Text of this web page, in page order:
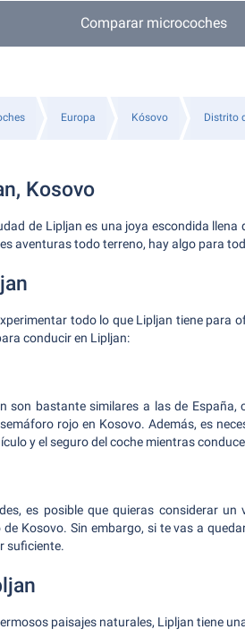
Comparar microcoches
Europa Kósovo Distrito
Kosovo
de Lipljan es una joya escondida
aventuras todo terreno, hay algo para
todo lo que Lipljan tiene para
conducir en Lipljan:
son bastante similares a las de España,
rojo en Kosovo. Además, es
y el seguro del coche mientras
es posible que quieras considerar
Kosovo. Sin embargo, si te vas a
suficiente.
paisajes naturales, Lipljan tiene